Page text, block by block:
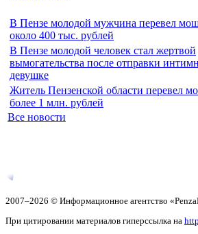
В Пензе молодой мужчина перевел
около 400 тыс. рублей
В Пензе молодой человек стал жертвой
вымогательства после отправки
девушке
Житель Пензенской области перевел
более 1 млн. рублей
Все новости
2007–2026 © Информационное агентство
При цитировании материалов гиперссылка на